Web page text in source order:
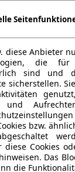
diese Anbieter
die für
sind und
sicherstellen.
und
bzw.
diese Cookies
Das
die
GR